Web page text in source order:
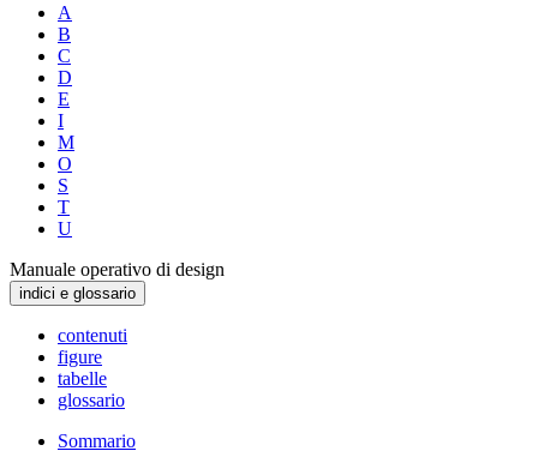
A
B
C
D
E
I
M
O
S
T
U
Manuale operativo di design
indici e glossario
contenuti
figure
tabelle
glossario
Sommario